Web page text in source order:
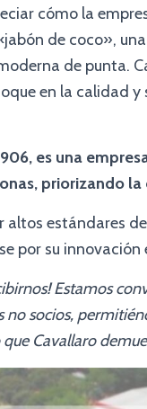
cómo la
de coco»,
de punta.
en la calidad
es una
priorizando
altos estándares
por su
Estamos
no socios,
Cavallaro